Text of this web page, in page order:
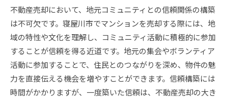
不動産売却において、地元コミュニティとの信頼関係の構築
は不可欠です。寝屋川市でマンションを売却する際には、地
域の特性や文化を理解し、コミュニティ活動に積極的に参加
することが信頼を得る近道です。地元の集会やボランティア
活動に参加することで、住民とのつながりを深め、物件の魅
力を直接伝える機会を増やすことができます。信頼構築には
時間がかかりますが、一度築いた信頼は、不動産売却の大き